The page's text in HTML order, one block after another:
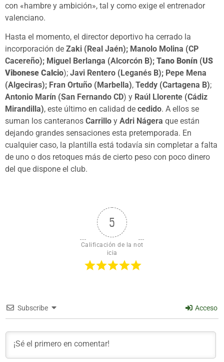
con «hambre y ambición», tal y como exige el entrenador
valenciano.
Hasta el momento, el director deportivo ha cerrado la
incorporación de Zaki (Real Jaén); Manolo Molina (CP
Cacereño); Miguel Berlanga (Alcorcón B); Tano Bonín (US
Vibonese Calcio); Javi Rentero (Leganés B); Pepe Mena
(Algeciras); Fran Ortuño (Marbella), Teddy (Cartagena B);
Antonio Marín (San Fernando CD) y Raúl Llorente (Cádiz
Mirandilla), este último en calidad de cedido. A ellos se
suman los canteranos Carrillo y Adri Nágera que están
dejando grandes sensaciones esta pretemporada. En
cualquier caso, la plantilla está todavía sin completar a falta
de uno o dos retoques más de cierto peso con poco dinero
del que dispone el club.
5
Calificación de la not
icia
Subscribe Acceso